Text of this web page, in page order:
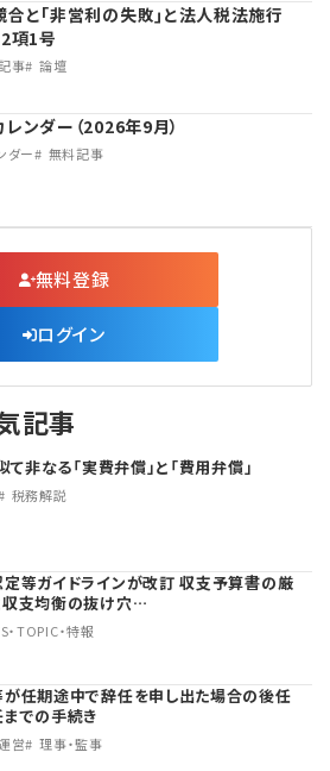
合と｢非営利の失敗｣と法人税法施行
項1号
事 論壇
ンダー（2026年9月）
ダー 無料記事
無料登録
ログイン
記事
て非なる「実費弁償」と「費用弁償」
税務解説
定等ガイドラインが改訂 収支予算書の厳
収支均衡の抜け穴…
・TOPIC・特報
任期途中で辞任を申し出た場合の後任
での手続き
営 理事・監事